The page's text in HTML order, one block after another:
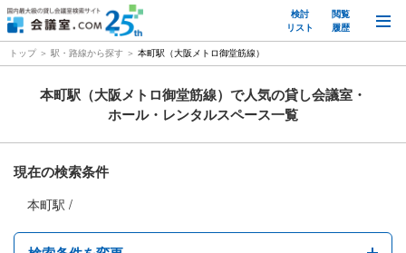
検討
リスト
閲覧
履歴
トップ 駅・路線から探す 本町駅（大阪メトロ御堂筋線）
本町駅（大阪メトロ御堂筋線）で人気の貸し会議室・
ホール・レンタルスペース一覧
現在の検索条件
本町駅